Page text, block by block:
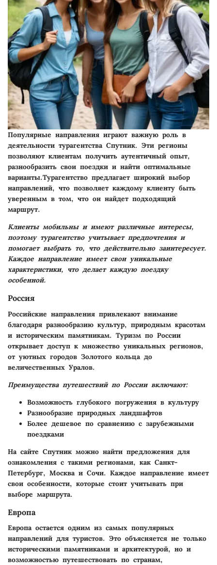
Популярные направления играют важную роль в
деятельности турагентства Спутник. Эти регионы
позволяют клиентам получить аутентичный опыт,
разнообразить свои поездки и найти оптимальные
варианты.Турагентство предлагает широкий выбор
направлений, что позволяет каждому клиенту быть
уверенным в том, что он найдет подходящий
маршрут.
Клиенты мобильны и имеют различные интересы,
поэтому турагентство учитывает предпочтения и
помогает выбрать то, что действительно заинтересует.
Каждое направление имеет свои уникальные
характеристики, что делает каждую поездку
особенной.
Россия
Российские направления привлекают внимание
благодаря разнообразию культур, природным красотам
и историческим памятникам. Туризм по России
открывает доступ к множество уникальных регионов,
от уютных городов Золотого кольца до
величественных Уралов.
Преимущества путешествий по России включают:
Возможность глубокого погружения в культуру
Разнообразие природных ландшафтов
Более дешевое по сравнению с зарубежными
поездками
На сайте Спутник можно найти предложения для
ознакомления с такими регионами, как Санкт-
Петербург, Москва и Сочи. Каждое направление имеет
свои особенности, которые стоит учитывать при
выборе маршрута.
Европа
Европа остается одним из самых популярных
направлений для туристов. Это объясняется не только
историческими памятниками и архитектурой, но и
возможностью путешествовать по странам,